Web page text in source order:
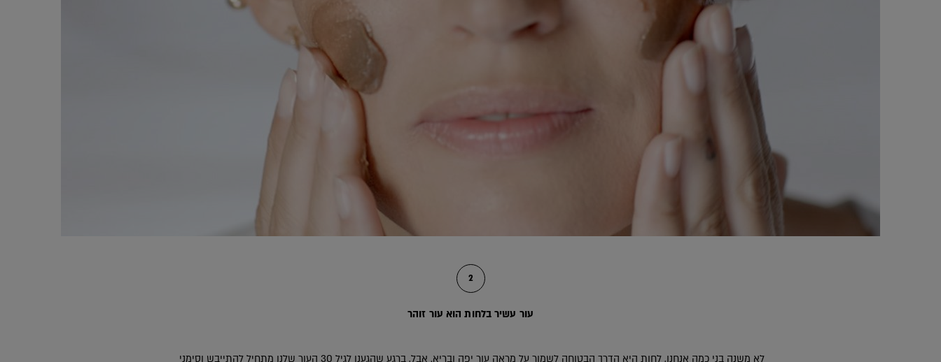
2
עור עשיר בלחות הוא עור זוהר
לא משנה בני כמה אנחנו, לחות היא הדרך הבטוחה לשמור על מראה עור יפה ובריא. אבל, ברגע שהגענו לגיל 30 העור שלנו מתחיל להתייבש וסימני